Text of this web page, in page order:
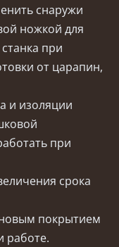
снаружи
ножкой для
при
от царапин,
и изоляции
при
срока
покрытием
работе.